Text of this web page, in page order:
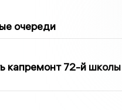
очереди
капремонт 72-й школы